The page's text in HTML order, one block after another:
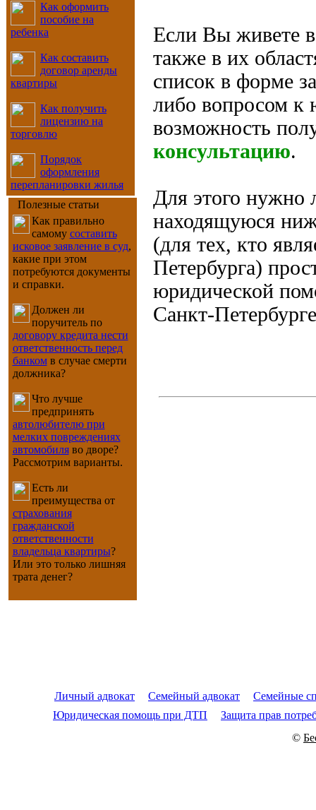
Как оформить
пособие на
ребенка
Как составить
договор аренды
квартиры
Как получить
лицензию на
торговлю
Порядок
оформления
перепланировки жилья
Полезные статьи
Как правильно
самому составить
исковое заявление в суд,
какие при этом
потребуются документы
и справки.
Должен ли
поручитель по
договору кредита нести
ответственность перед
банкомв случае смерти
должника?
Что лучше
предпринять
автолюбителю при
мелких повреждениях
автомобиляво дворе?
Рассмотрим варианты.
Есть ли
преимущества от
страхования
гражданской
ответственности
владельца квартиры?
Или это только лишняя
трата денег?
Если Вы живете
также в их
список в форме
либо вопросом к
возможность
консультацию.
Для этого нужно
находящуюся
(для тех, кто
Петербурга)
юридической
Санкт-
Личный адвокат Семейный адвокат
Семейные
Юридическая помощь при ДТП
Защита прав
©